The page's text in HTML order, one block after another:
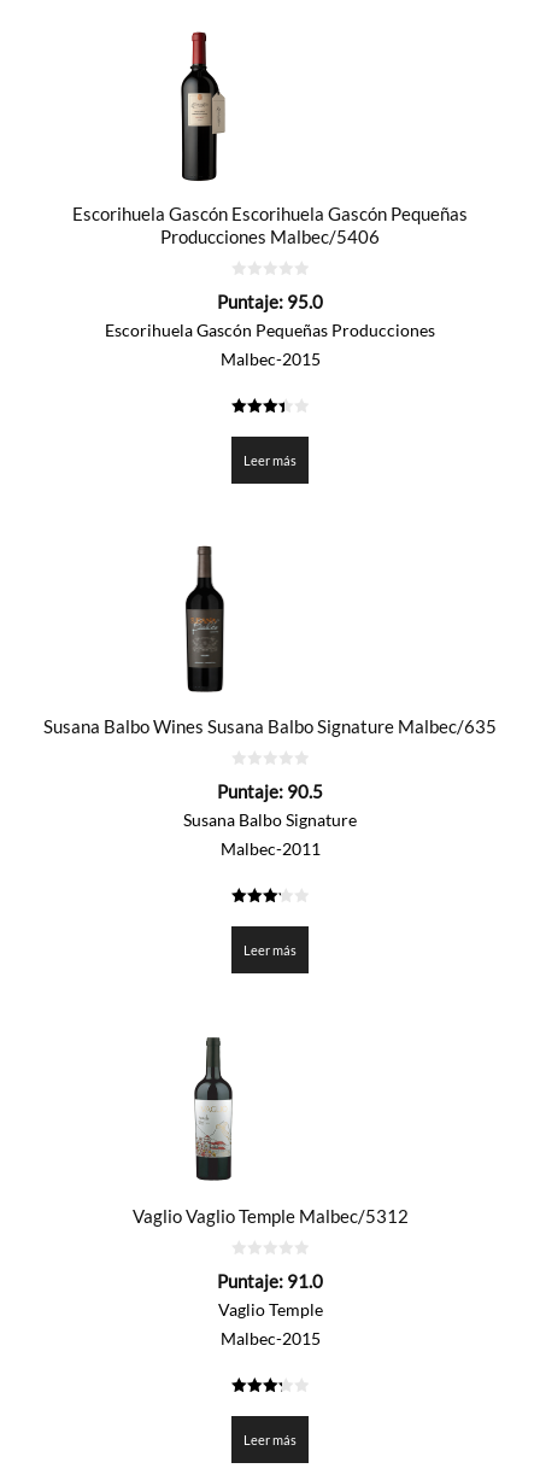
Escorihuela Gascón Escorihuela Gascón Pequeñas
Producciones Malbec/5406
de
Puntaje: 95.0
Escorihuela Gascón Pequeñas Producciones
Malbec-2015
de 5
Leer más
Susana Balbo Wines Susana Balbo Signature Malbec/635
de
Puntaje: 90.5
Susana Balbo Signature
Malbec-2011
de 5
Leer más
Vaglio Vaglio Temple Malbec/5312
de
Puntaje: 91.0
Vaglio Temple
Malbec-2015
de 5
Leer más